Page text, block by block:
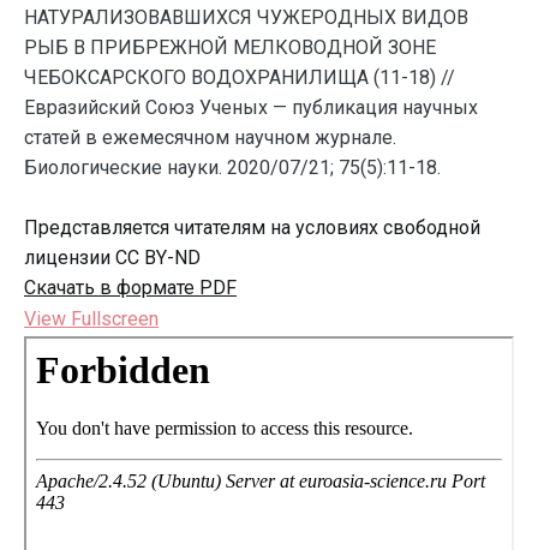
НАТУРАЛИЗОВАВШИХСЯ ЧУЖЕРОДНЫХ ВИДОВ
РЫБ В ПРИБРЕЖНОЙ МЕЛКОВОДНОЙ ЗОНЕ
ЧЕБОКСАРСКОГО ВОДОХРАНИЛИЩА (11-18) //
Евразийский Союз Ученых — публикация научных
статей в ежемесячном научном журнале.
Биологические науки. 2020/07/21; 75(5):11-18.
Представляется читателям на условиях свободной
лицензии CC BY-ND
Скачать в формате PDF
View Fullscreen
Перейти
содержимому